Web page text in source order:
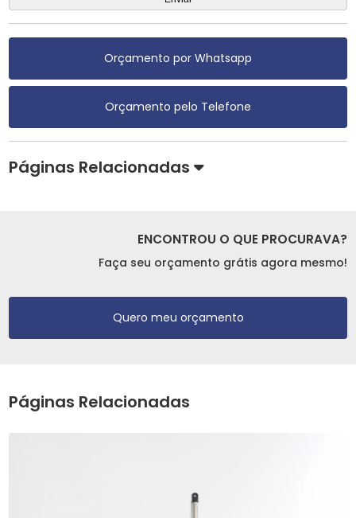
Orçamento por Whatsapp
Orçamento pelo Telefone
Páginas Relacionadas
ENCONTROU O QUE PROCURAVA?
Faça seu orçamento grátis agora mesmo!
Quero meu orçamento
Páginas Relacionadas